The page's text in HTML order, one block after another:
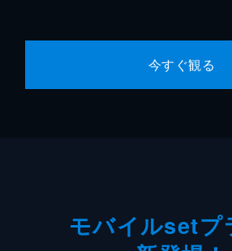
今すぐ観る
モバイルsetプ